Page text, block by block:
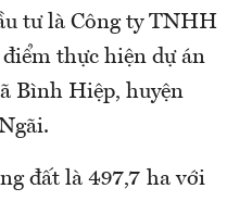
tư là Công ty TNHH
thực hiện dự án
Bình Hiệp, huyện
đất là 497,7 ha với